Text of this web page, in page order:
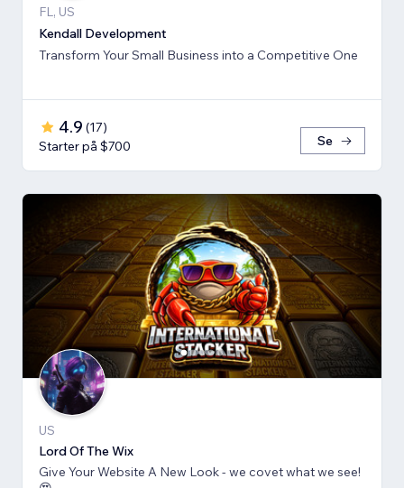
FL, US
Kendall Development
Transform Your Small Business into a Competitive One
4.9 (17)
Starter på $700
Se
US
Lord Of The Wix
Give Your Website A New Look - we covet what we see!